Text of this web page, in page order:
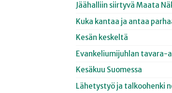
Jäähalliin siirtyvä Maata
Kuka kantaa ja antaa
Kesän keskeltä
Evankeliumijuhlan
Kesäkuu Suomessa
Lähetystyö ja talkoohenki